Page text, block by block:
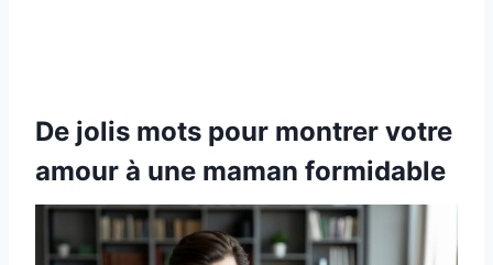
De jolis mots pour montrer votre
amour à une maman formidable